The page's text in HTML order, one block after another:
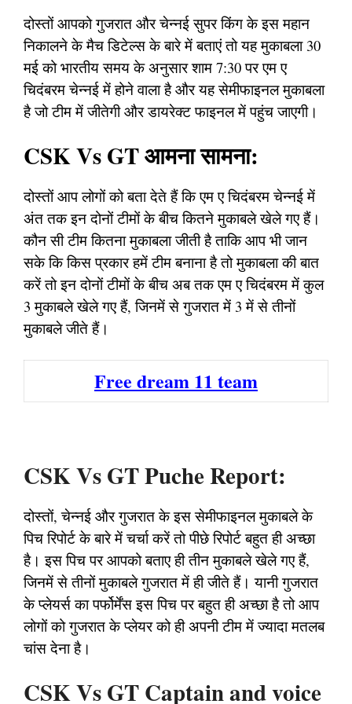
दोस्तों आपको गुजरात और चेन्नई सुपर किंग के इस महान
निकालने के मैच डिटेल्स के बारे में बताएं तो यह मुकाबला 30
मई को भारतीय समय के अनुसार शाम 7:30 पर एम ए
चिदंबरम चेन्नई में होने वाला है और यह सेमीफाइनल मुकाबला
है जो टीम में जीतेगी और डायरेक्ट फाइनल में पहुंच जाएगी।
CSK Vs GT आमना सामना:
दोस्तों आप लोगों को बता देते हैं कि एम ए चिदंबरम चेन्नई में
अंत तक इन दोनों टीमों के बीच कितने मुकाबले खेले गए हैं।
कौन सी टीम कितना मुकाबला जीती है ताकि आप भी जान
सके कि किस प्रकार हमें टीम बनाना है तो मुकाबला की बात
करें तो इन दोनों टीमों के बीच अब तक एम ए चिदंबरम में कुल
3 मुकाबले खेले गए हैं, जिनमें से गुजरात में 3 में से तीनों
मुकाबले जीते हैं।
Free dream 11 team
CSK Vs GT Puche Report:
दोस्तों, चेन्नई और गुजरात के इस सेमीफाइनल मुकाबले के
पिच रिपोर्ट के बारे में चर्चा करें तो पीछे रिपोर्ट बहुत ही अच्छा
है। इस पिच पर आपको बताए ही तीन मुकाबले खेले गए हैं,
जिनमें से तीनों मुकाबले गुजरात में ही जीते हैं। यानी गुजरात
के प्लेयर्स का पर्फोर्मेंस इस पिच पर बहुत ही अच्छा है तो आप
लोगों को गुजरात के प्लेयर को ही अपनी टीम में ज्यादा मतलब
चांस देना है।
CSK Vs GT Captain and voice